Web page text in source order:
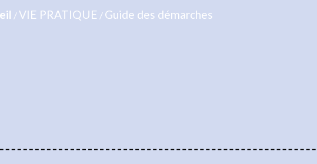
/VIE PRATIQUE / Guide des démarches